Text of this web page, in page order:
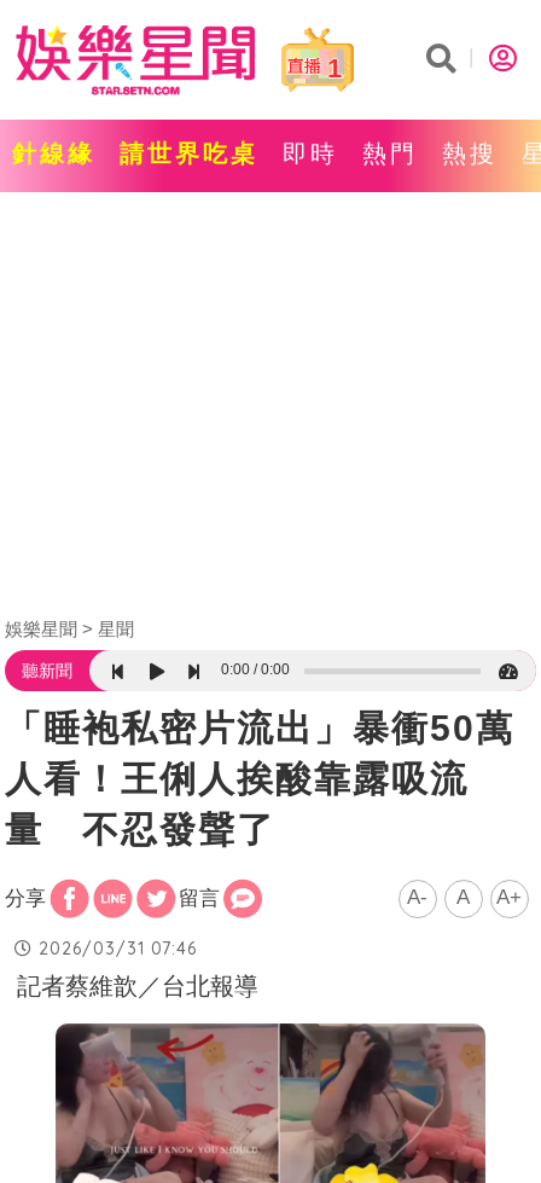
1
針線緣 請世界吃桌 即時 熱門 熱搜
娛樂星聞 星聞
聽新聞 0:00 0:00
「睡袍私密片流出」暴衝50萬
人看！王俐人挨酸靠露吸流
量 不忍發聲了
分享 留言 A- A A+
2026/03/31 07:46
記者蔡維歆／台北報導